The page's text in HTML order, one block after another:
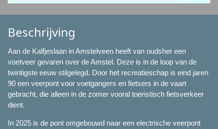
Beschrijving
Aan de Kalfjeslaan in Amstelveen heeft van oudsher een
voetveer gevaren over de Amstel. Deze is in de loop van de
twintigste eeuw stilgelegd. Door het recreatieschap is eind jaren
90 een veerpont voor voetgangers en fietsers in de vaart
gebracht, die alleen in de zomer vooral toeristisch fietsverkeer
dient.
In 2025 is de pont omgebouwd naar een electrische veerpont